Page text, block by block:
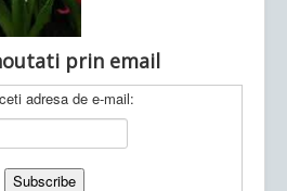
prin email
adresa de e-mail: